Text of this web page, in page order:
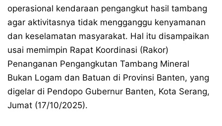
operasional kendaraan pengangkut hasil tambang
agar aktivitasnya tidak mengganggu kenyamanan
dan keselamatan masyarakat. Hal itu disampaikan
usai memimpin Rapat Koordinasi (Rakor)
Penanganan Pengangkutan Tambang Mineral
Bukan Logam dan Batuan di Provinsi Banten, yang
digelar di Pendopo Gubernur Banten, Kota Serang,
Jumat (17/10/2025).